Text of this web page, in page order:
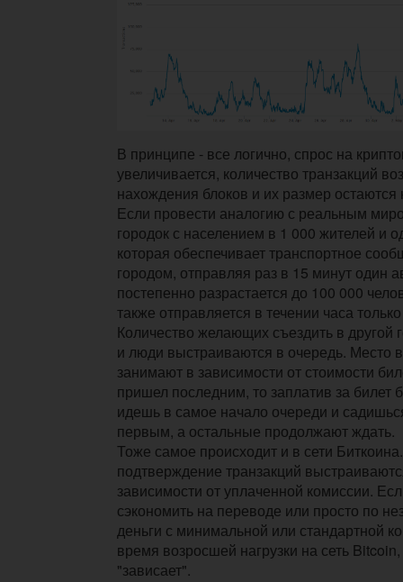
В принципе - все логично, спрос на
увеличивается, количество транзакций
нахождения блоков и их размер
Если провести аналогию с реальным
городок с населением в 1 000 жителей и
которая обеспечивает транспортное
городом, отправляя раз в 15 минут один
постепенно разрастается до 100 000
также отправляется в течении часа
Количество желающих съездить в другой
и люди выстраиваются в очередь. Место
занимают в зависимости от стоимости
пришел последним, то заплатив за билет
идешь в самое начало очереди и
первым, а остальные продолжают ждать.
Тоже самое происходит и в сети
подтверждение транзакций
зависимости от уплаченной комиссии.
сэкономить на переводе или просто по
деньги с минимальной или стандартной
время возросшей нагрузки на сеть
"зависает".